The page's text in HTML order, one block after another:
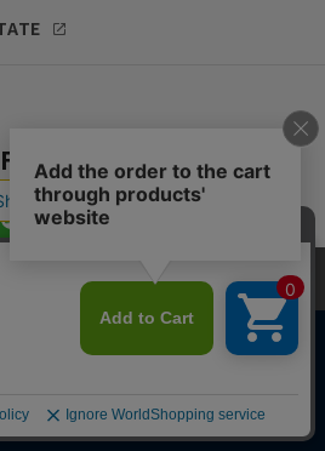
SNS
Co.,Ltd. All Rights Reserved
とコンテンツ改善のためにCookieを使用
で、Cookieの使用に同意したものとみな
同意して閉じる